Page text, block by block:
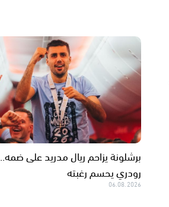
برشلونة يزاحم ريال مدريد على ضمه..
رودري يحسم رغبته
06.08.2026